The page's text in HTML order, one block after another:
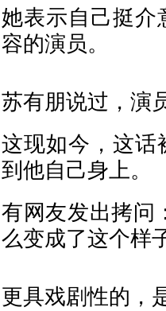
她表示自己挺介
容的演员。
苏有朋说过，演
这现如今，这话
到他自己身上。
有网友发出拷问
么变成了这个样
更具戏剧性的，